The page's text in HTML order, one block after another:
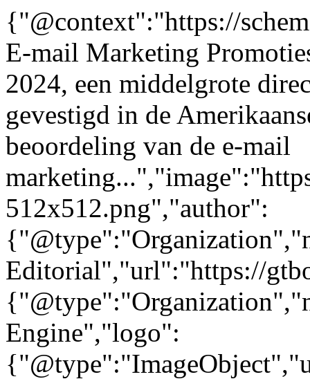
{"@context":"https://
E-mail Marketing
2024, een middelgrote
gevestigd in de
beoordeling van de e-mail
512x512.png","author":
Editorial","url":"https://
Engine","logo":